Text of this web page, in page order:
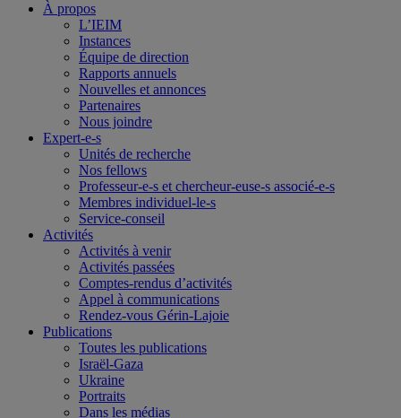
À propos
L’IEIM
Instances
Équipe de direction
Rapports annuels
Nouvelles et annonces
Partenaires
Nous joindre
Expert-e-s
Unités de recherche
Nos fellows
Professeur-e-s et chercheur-euse-s associé-e-s
Membres individuel-le-s
Service-conseil
Activités
Activités à venir
Activités passées
Comptes-rendus d’activités
Appel à communications
Rendez-vous Gérin-Lajoie
Publications
Toutes les publications
Israël-Gaza
Ukraine
Portraits
Dans les médias